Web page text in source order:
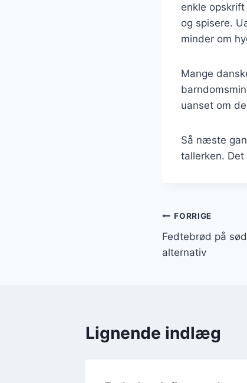
enkle
og spisere.
minder om
Mange
uanset om
Så næste
tallerken.
FORRIGE
Fedtebrød på
alternativ
Lignende indlæg